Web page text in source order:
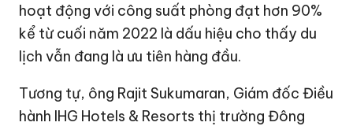
hoạt động với công suất phòng đạt hơn 90%
kể từ cuối năm 2022 là dấu hiệu cho thấy du
lịch vẫn đang là ưu tiên hàng đầu.
Tương tự, ông Rajit Sukumaran, Giám đốc Điều
hành IHG Hotels & Resorts thị trường Đông